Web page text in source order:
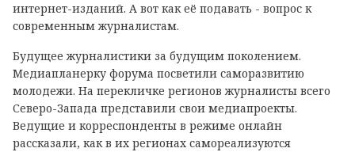
интернет-изданий. А вот как её подавать - вопрос к
современным журналистам.
Будущее журналистики за будущим поколением.
Медиапланерку форума посветили саморазвитию
молодежи. На перекличке регионов журналисты всего
Северо-Запада представили свои медиапроекты.
Ведущие и корреспонденты в режиме онлайн
рассказали, как в их регионах самореализуются